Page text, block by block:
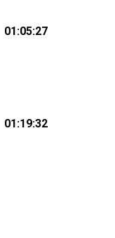
de
01:05:27
01:19:32